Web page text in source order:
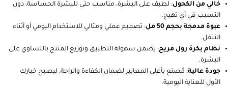
خالي من الكحول: لطيف على البشرة، مناسب حتى للبشرة الحساسة، دون
التسبب في أي تهيج.
عبوة مدمجة بحجم 50 مل
: تصميم عملي ومثالي للاستخدام اليومي أو أثناء
التنقل.
نظام بكرة رول مريح: يضمن سهولة التطبيق وتوزيع المنتج بالتساوي على
البشرة.
جودة عالية: مُصنع بأعلى المعايير لضمان الكفاءة والراحة، ليصبح خيارك
الأول للعناية اليومية.